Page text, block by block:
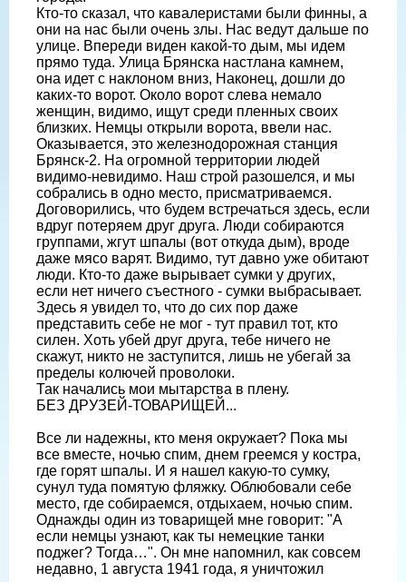
Кто-то сказал, что кавалеристами были финны, а
они на нас были очень злы. Нас ведут дальше по
улице. Впереди виден какой-то дым, мы идем
прямо туда. Улица Брянска настлана камнем,
она идет с наклоном вниз, Наконец, дошли до
каких-то ворот. Около ворот слева немало
женщин, видимо, ищут среди пленных своих
близких. Немцы открыли ворота, ввели нас.
Оказывается, это железнодорожная станция
Брянск-2. На огромной территории людей
видимо-невидимо. Наш строй разошелся, и мы
собрались в одно место, присматриваемся.
Договорились, что будем встречаться здесь, если
вдруг потеряем друг друга. Люди собираются
группами, жгут шпалы (вот откуда дым), вроде
даже мясо варят. Видимо, тут давно уже обитают
люди. Кто-то даже вырывает сумки у других,
если нет ничего съестного - сумки выбрасывает.
Здесь я увидел то, что до сих пор даже
представить себе не мог - тут правил тот, кто
силен. Хоть убей друг друга, тебе ничего не
скажут, никто не заступится, лишь не убегай за
пределы колючей проволоки.
Так начались мои мытарства в плену.
БЕЗ ДРУЗЕЙ-ТОВАРИЩЕЙ...
Все ли надежны, кто меня окружает? Пока мы
все вместе, ночью спим, днем греемся у костра,
где горят шпалы. И я нашел какую-то сумку,
сунул туда помятую фляжку. Облюбовали себе
место, где собираемся, отдыхаем, ночью спим.
Однажды один из товарищей мне говорит: "А
если немцы узнают, как ты немецкие танки
поджег? Тогда…". Он мне напомнил, как совсем
недавно, 1 августа 1941 года, я уничтожил